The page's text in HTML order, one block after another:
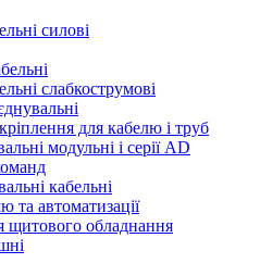
силові
слабкострумові
для кабелю і труб
модульні і серії AD
кабельні
та автоматизації
щитового обладнання